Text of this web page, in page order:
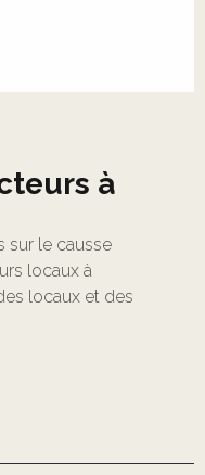
à
sur le causse
locaux à
locaux et des